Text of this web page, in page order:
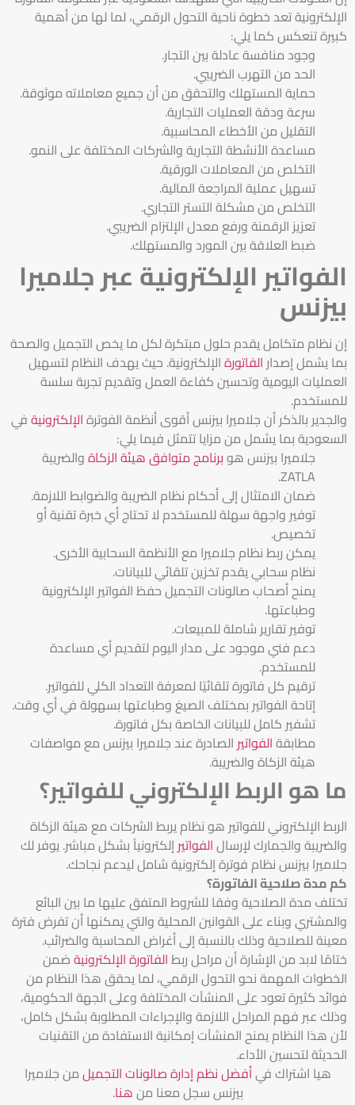
الإلكترونية تعد خطوة ناحية التحول الرقمي، لما لها من أهمية
كبيرة تنعكس كما يلي:
وجود منافسة عادلة بين التجار.
الحد من التهرب الضريبي.
حماية المستهلك والتحقق من أن جميع معاملاته موثوقة.
سرعة ودقة العمليات التجارية.
التقليل من الأخطاء المحاسبية.
مساعدة الأنشطة التجارية والشركات المختلفة على النمو.
التخلص من المعاملات الورقية.
تسهيل عملية المراجعة المالية.
التخلص من مشكلة التستر التجاري.
تعزيز الرقمنة ورفع معدل الإلتزام الضريبي.
ضبط العلاقة بين المورد والمستهلك.
الفواتير الإلكترونية عبر جلاميرا
بيزنس
إن نظام متكامل يقدم حلول مبتكرة لكل ما يخص التجميل والصحة
بما يشمل إصدار الفاتورةالإلكترونية. حيث يهدف النظام لتسهيل
العمليات اليومية وتحسين كفاءة العمل وتقديم تجربة سلسة
للمستخدم.
والجدير بالذكر أن جلاميرا بيزنس أقوى أنظمة الفوترةالإلكترونيةفي
السعودية بما يشمل من مزايا تتمثل فيما يلي:
جلاميرا بيزنس هوبرنامج متوافق هيئة الزكاةوالضريبة
ZATLA.
ضمان الامتثال إلى أحكام نظام الضريبة والضوابط اللازمة.
توفير واجهة سهلة للمستخدم لا تحتاج أي خبرة تقنية أو
تخصيص.
يمكن ربط نظام جلاميرا مع الأنظمة السحابية الأخرى.
نظام سحابي يقدم تخزين تلقائي للبيانات.
يمنح أصحاب صالونات التجميل حفظ الفواتير الإلكترونية
وطباعتها.
توفير تقارير شاملة للمبيعات.
دعم فني موجود على مدار اليوم لتقديم أي مساعدة
للمستخدم.
ترقيم كل فاتورة تلقائيًا لمعرفة التعداد الكلي للفواتير.
إتاحة الفواتير بمختلف الصيغ وطباعتها بسهولة في أي وقت.
تشفير كامل للبيانات الخاصة بكل فاتورة.
مطابقةالفواتير الصادرة عند جلاميرا بيزنس مع مواصفات
هيئة الزكاة والضريبة.
ما هو الربط الإلكتروني للفواتير؟
الربط الإلكتروني للفواتير هو نظام يربط الشركات مع هيئة الزكاة
والضريبة والجمارك لإرسالالفواتيرإلكترونياً بشكل مباشر. يوفر لك
جلاميرا بيزنس نظام فوترة إلكترونية شامل ليدعم نجاحك.
كم مدة صلاحية الفاتورة؟
تختلف مدة الصلاحية وفقا للشروط المتفق عليها ما بين البائع
والمشتري وبناء على القوانين المحلية والتي يمكنها أن تفرض فترة
معينة للصلاحية وذلك بالنسبة إلى أغراض المحاسبة والضرائب.
ختامًا لابد من الإشارة أنمراحل ربطالفاتورة الإلكترونيةضمن
الخطوات المهمة نحو التحول الرقمي، لما يحقق هذا النظام من
فوائد كثيرة تعود على المنشآت المختلفة وعلى الجهة الحكومية،
وذلك عبر فهم المراحل اللازمة والإجراءات المطلوبة بشكل كامل،
لأن هذا النظام يمنح المنشآت إمكانية الاستفادة من التقنيات
الحديثة لتحسين الأداء.
هيا اشتراك فيأفضل نظم إدارة صالونات التجميلمن جلاميرا
بيزنس سجل معنا منهنا.